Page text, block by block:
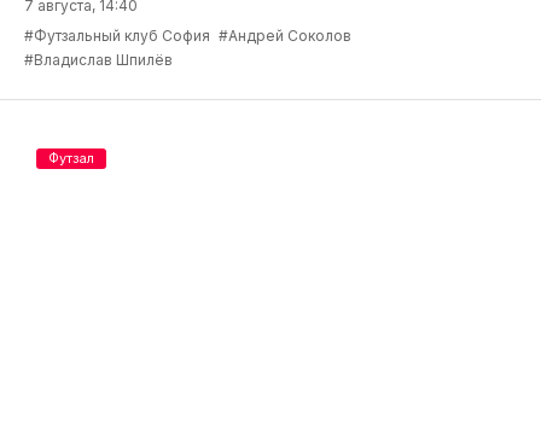
7 августа, 14:40
#Футзальный клуб София #Андрей Соколов
#Владислав Шпилёв
Футзал